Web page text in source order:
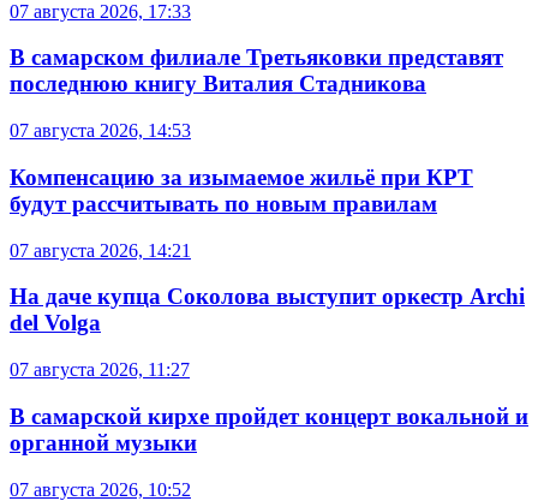
07 августа 2026, 17:33
В самарском филиале Третьяковки представят
последнюю книгу Виталия Стадникова
07 августа 2026, 14:53
Компенсацию за изымаемое жильё при КРТ
будут рассчитывать по новым правилам
07 августа 2026, 14:21
На даче купца Соколова выступит оркестр Archi
del Volga
07 августа 2026, 11:27
В самарской кирхе пройдет концерт вокальной и
органной музыки
07 августа 2026, 10:52